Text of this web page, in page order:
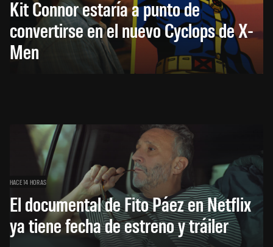
Kit Connor estaría a punto de
convertirse en el nuevo Cyclops de X-
Men
HACE 14 HORAS
El documental de Fito Páez en Netflix
ya tiene fecha de estreno y tráiler